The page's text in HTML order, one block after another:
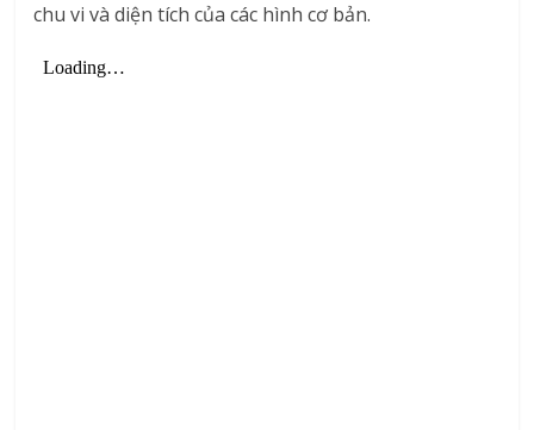
chu vi và diện tích của các hình cơ bản.